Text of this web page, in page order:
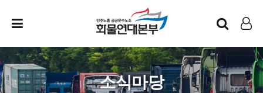
인트라넷
LOG IN
소식마당